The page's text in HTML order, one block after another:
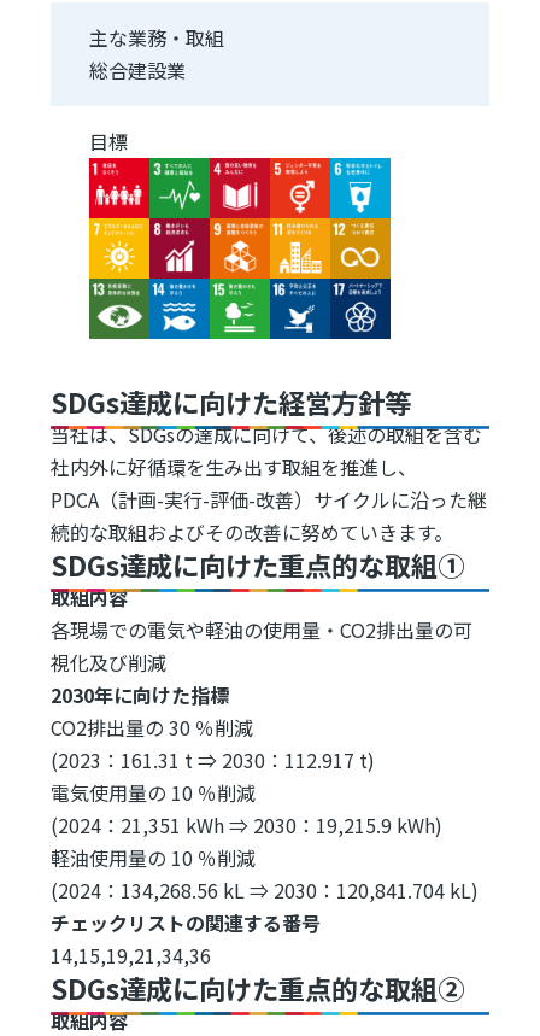
主な業務・取組
総合建設業
目標
Image
Image Image Image Image
Image Image Image Image Image
Image Image Image Image Image
SDGs達成に向けた経営方針等
当社は、SDGsの達成に向けて、後述の取組を含む
社内外に好循環を生み出す取組を推進し、
PDCA（計画-実行-評価-改善）サイクルに沿った継
続的な取組およびその改善に努めていきます。
SDGs達成に向けた重点的な取組①
取組内容
各現場での電気や軽油の使用量・CO2排出量の可
視化及び削減
2030年に向けた指標
CO2排出量の 30 ％削減
(2023：161.31 t ⇒ 2030：112.917 t)
電気使用量の 10 ％削減
(2024：21,351 kWh ⇒ 2030：19,215.9 kWh)
軽油使用量の 10 ％削減
(2024：134,268.56 kL ⇒ 2030：120,841.704 kL)
チェックリストの関連する番号
14,15,19,21,34,36
SDGs達成に向けた重点的な取組②
取組内容